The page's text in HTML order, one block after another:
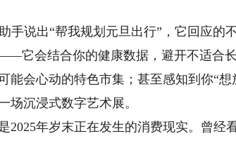
说出“帮我规划元旦出行”，它回应的
它会结合你的健康数据，避开不适合
能会心动的特色市集；甚至感知到你“
场沉浸式数字艺术展。
年岁末正在发生的消费现实。曾经